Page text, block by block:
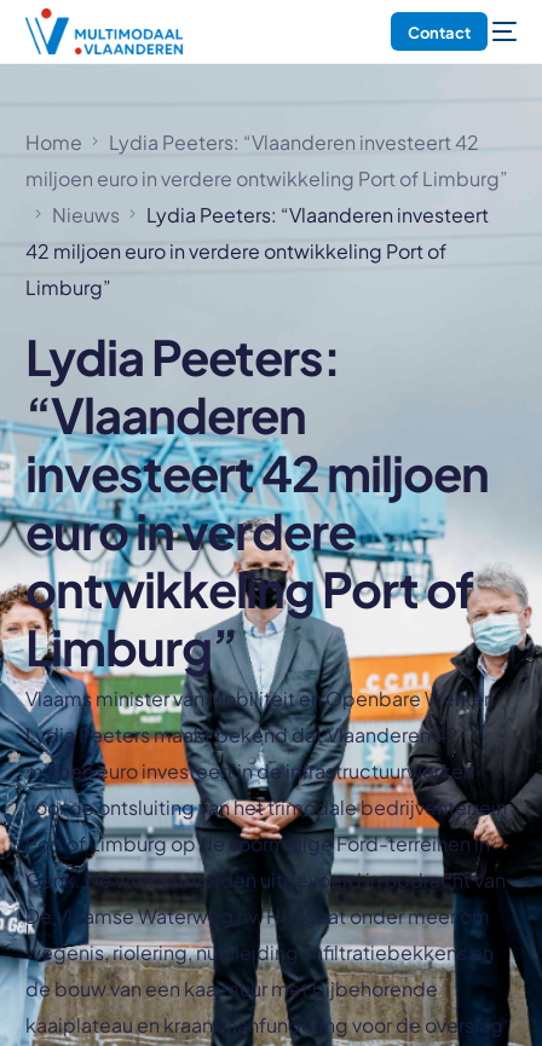
Contact
Home
Lydia Peeters: “Vlaanderen investeert 42
miljoen euro in verdere ontwikkeling Port of Limburg”
Nieuws
Lydia Peeters: “Vlaanderen investeert
42 miljoen euro in verdere ontwikkeling Port of
Limburg”
Lydia Peeters:
“Vlaanderen
investeert 42 miljoen
euro in verdere
ontwikkeling Port of
Limburg”
Vlaams minister van Mobiliteit en Openbare Werken
Lydia Peeters maakt bekend dat Vlaanderen 42
miljoen euro investeert in de infrastructuurwerken
voor de ontsluiting van het trimodale bedrijventerrein
Port of Limburg op de voormalige Ford-terreinen in
Genk. De werken worden uitgevoerd in opdracht van
De Vlaamse Waterweg nv. Het gaat onder meer om
wegenis, riolering, nutsleiding, infiltratiebekkens en
de bouw van een kaaimuur met bijbehorende
kaaiplateau en kraanbaanfundering voor de overslag